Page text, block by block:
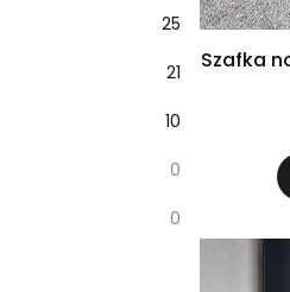
25
21
10
0
0
Szafka